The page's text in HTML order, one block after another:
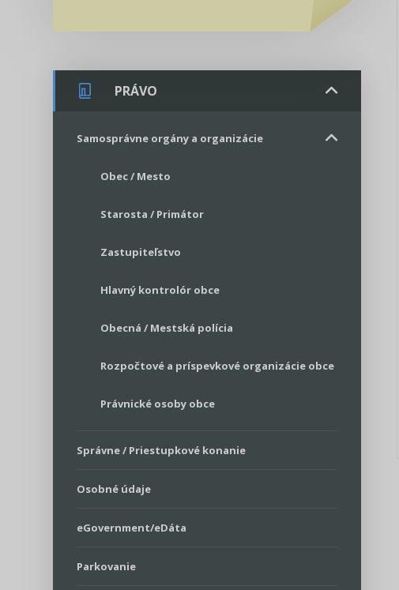
PRÁVO
Samosprávne orgány a organizácie
Obec / Mesto
Starosta / Primátor
Zastupiteľstvo
Hlavný kontrolór obce
Obecná / Mestská polícia
Rozpočtové a príspevkové organizácie obce
Právnické osoby obce
Správne / Priestupkové konanie
Osobné údaje
eGovernment/eDáta
Parkovanie